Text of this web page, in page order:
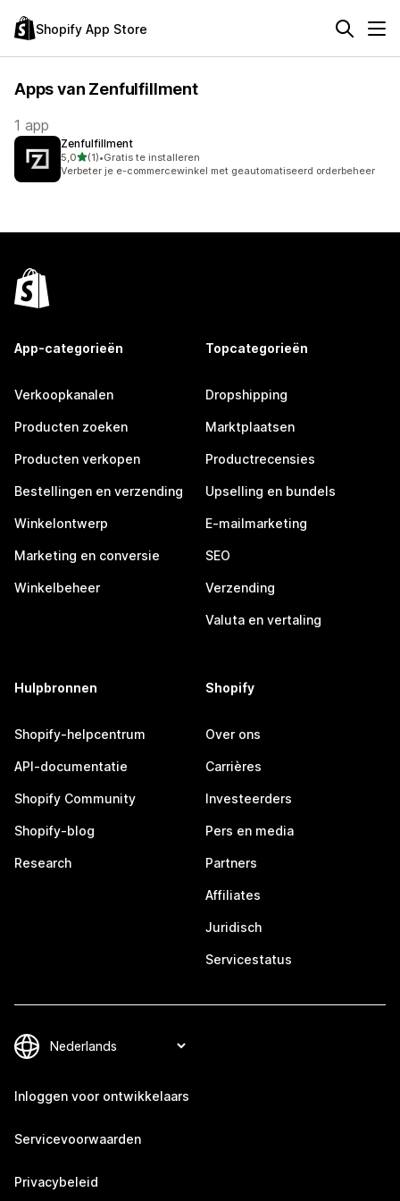
Shopify App Store
Apps van Zenfulfillment
1 app
Zenfulfillment
5,0van 5 sterren
(1)
1 recensies in totaal
•Gratis te installeren
Verbeter je e-commercewinkel met geautomatiseerd orderbeheer
App-categorieën
Verkoopkanalen
Producten zoeken
Producten verkopen
Bestellingen en verzending
Winkelontwerp
Marketing en conversie
Winkelbeheer
Topcategorieën
Dropshipping
Marktplaatsen
Productrecensies
Upselling en bundels
E-mailmarketing
SEO
Verzending
Valuta en vertaling
Hulpbronnen
Shopify-helpcentrum
API-documentatie
Shopify Community
Shopify-blog
Research
Shopify
Over ons
Carrières
Investeerders
Pers en media
Partners
Affiliates
Juridisch
Servicestatus
Inloggen voor ontwikkelaars
Servicevoorwaarden
Privacybeleid